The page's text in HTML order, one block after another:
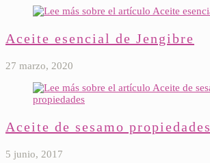
Aceite esencial de Jengibre
27 marzo, 2020
Aceite de sesamo propiedades
5 junio, 2017